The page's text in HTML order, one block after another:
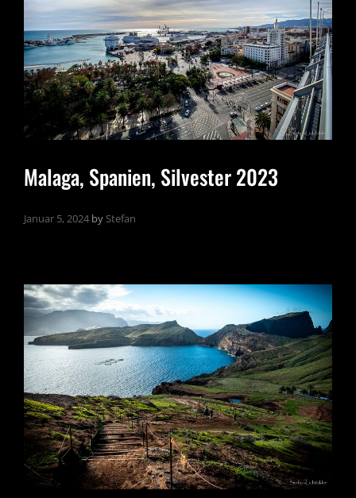
Malaga, Spanien, Silvester 2023
Januar 5, 2024 by Stefan